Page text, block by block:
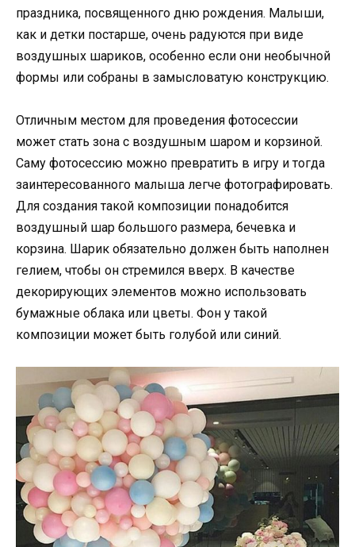
праздника, посвященного дню рождения. Малыши,
как и детки постарше, очень радуются при виде
воздушных шариков, особенно если они необычной
формы или собраны в замысловатую конструкцию.
Отличным местом для проведения фотосессии
может стать зона с воздушным шаром и корзиной.
Саму фотосессию можно превратить в игру и тогда
заинтересованного малыша легче фотографировать.
Для создания такой композиции понадобится
воздушный шар большого размера, бечевка и
корзина. Шарик обязательно должен быть наполнен
гелием, чтобы он стремился вверх. В качестве
декорирующих элементов можно использовать
бумажные облака или цветы. Фон у такой
композиции может быть голубой или синий.